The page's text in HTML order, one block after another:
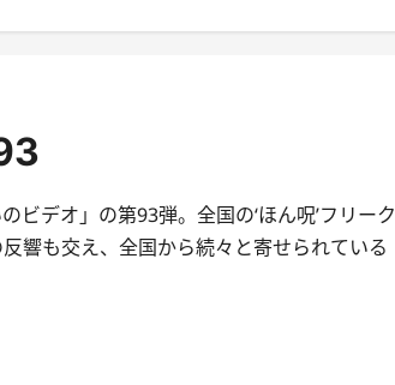
デオ」の第93弾。全国の‘ほん呪’フリーク
響も交え、全国から続々と寄せられている